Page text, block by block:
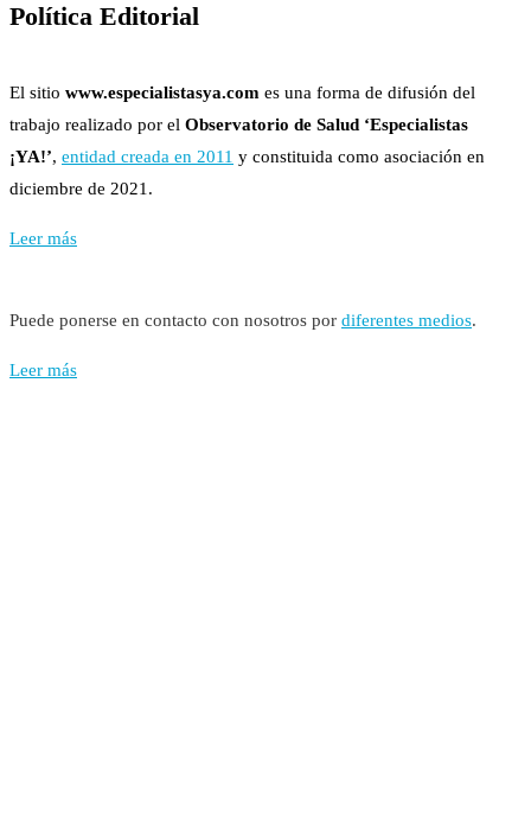
Política Editorial
El sitio www.especialistasya.com es una forma de difusión del
trabajo realizado por el Observatorio de Salud ‘Especialistas
¡YA!’, entidad creada en 2011 y constituida como asociación en
diciembre de 2021.
Leer más
Puede ponerse en contacto con nosotros por diferentes medios.
Leer más